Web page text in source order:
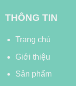
THÔNG TIN
Trang chủ
Giới thiệu
Sản phẩm